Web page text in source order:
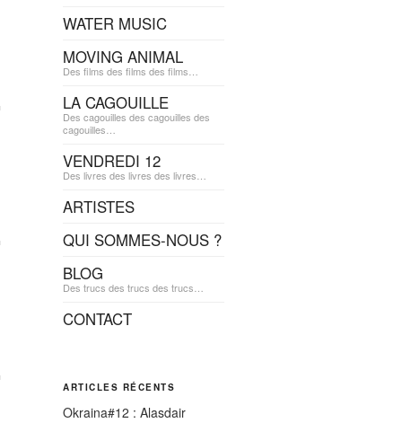
WATER MUSIC
MOVING ANIMAL
Des films des films des films…
LA CAGOUILLE
Des cagouilles des cagouilles des
cagouilles…
VENDREDI 12
Des livres des livres des livres…
ARTISTES
QUI SOMMES-NOUS ?
BLOG
Des trucs des trucs des trucs…
CONTACT
ARTICLES RÉCENTS
Okraina#12 : Alasdair